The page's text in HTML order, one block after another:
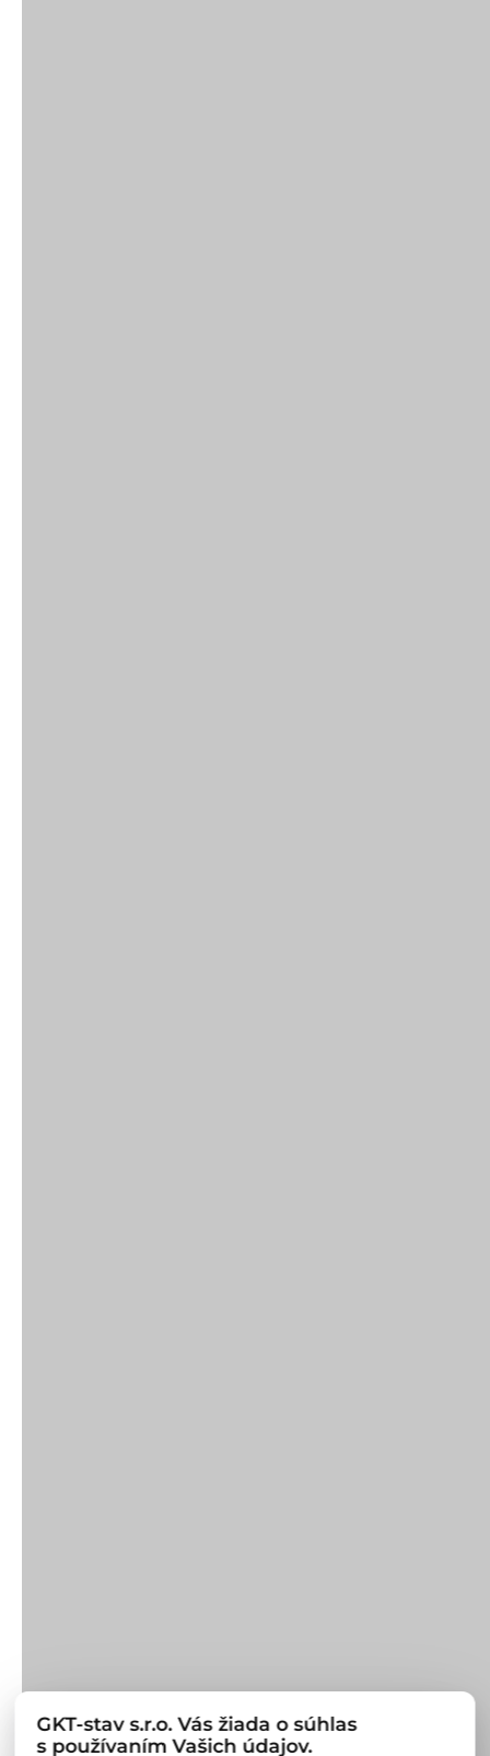
GKT-stav s.r.o. Vás žiada o súhlas
s používaním Vašich údajov.